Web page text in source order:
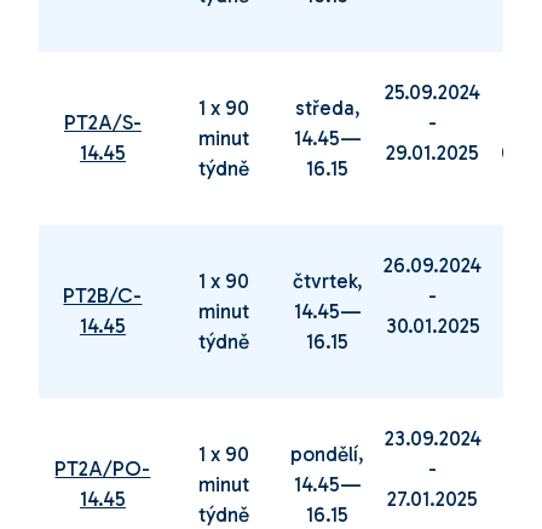
PT2A/S-
14.45
1 x 90
minut
týdně
středa,
14.45—
16.15
25.09.2024
-
29.01.2025
PT2B/C-
14.45
1 x 90
minut
týdně
čtvrtek,
14.45—
16.15
26.09.2024
-
30.01.2025
PT2A/PO-
14.45
1 x 90
minut
týdně
pondělí,
14.45—
16.15
23.09.2024
-
27.01.2025